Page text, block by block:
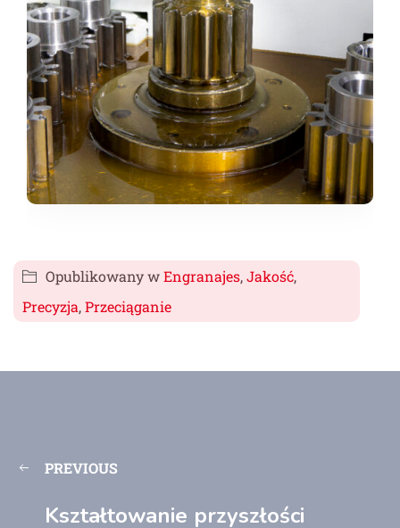
Opublikowany wEngranajes,Jakość,
Precyzja,Przeciąganie
PREVIOUS
Kształtowanie przyszłości